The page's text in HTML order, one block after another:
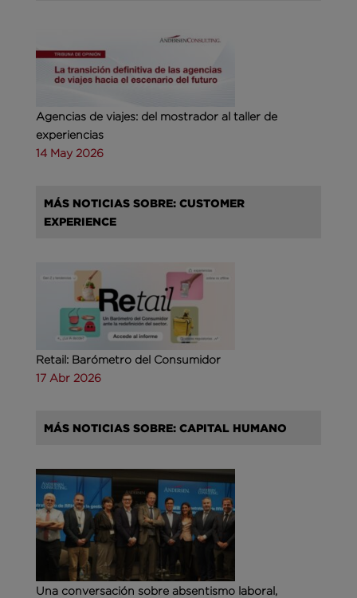
Agencias de viajes: del mostrador al taller de
experiencias
14 May 2026
MÁS NOTICIAS SOBRE: CUSTOMER
EXPERIENCE
Retail: Barómetro del Consumidor
17 Abr 2026
MÁS NOTICIAS SOBRE: CAPITAL HUMANO
Una conversación sobre absentismo laboral,